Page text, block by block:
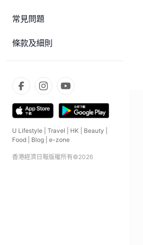
常見問題
條款及細則
U Lifestyle Travel HK Beauty
Food
Blog e-zone
香港經濟日報版權所有©2026